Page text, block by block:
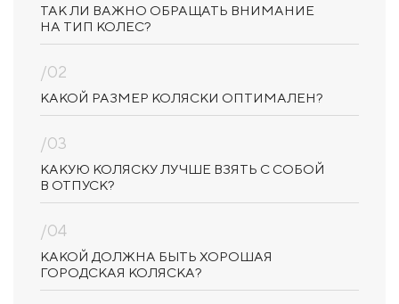
ТАК ЛИ ВАЖНО ОБРАЩАТЬ ВНИМАНИЕ
НА ТИП КОЛЕС?
/02
КАКОЙ РАЗМЕР КОЛЯСКИ ОПТИМАЛЕН?
/03
КАКУЮ КОЛЯСКУ ЛУЧШЕ ВЗЯТЬ С СОБОЙ
В ОТПУСК?
/04
КАКОЙ ДОЛЖНА БЫТЬ ХОРОШАЯ
ГОРОДСКАЯ КОЛЯСКА?